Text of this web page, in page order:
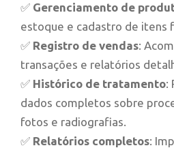
✅ Gerenciamento de
estoque e cadastro de itens
✅ Registro de vendas:
transações e relatórios
✅ Histórico de tratamento:
dados completos sobre
fotos e radiografias.
✅ Relatórios completos: